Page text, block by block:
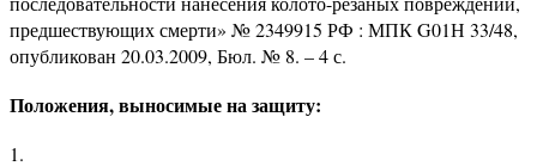
предшествующих смерти» № 2349915 РФ : МПК G01Н 33/48,
опубликован 20.03.2009, Бюл. № 8. – 4 с.
Положения, выносимые на защиту: